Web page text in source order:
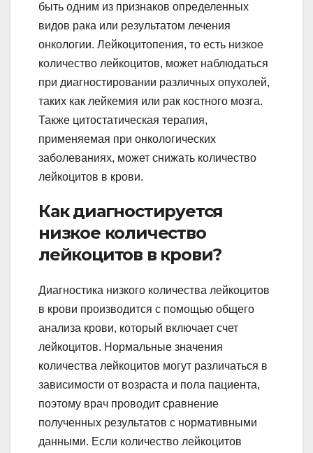
быть одним из признаков определенных
видов рака или результатом лечения
онкологии. Лейкоцитопения, то есть низкое
количество лейкоцитов, может наблюдаться
при диагностировании различных опухолей,
таких как лейкемия или рак костного мозга.
Также цитостатическая терапия,
применяемая при онкологических
заболеваниях, может снижать количество
лейкоцитов в крови.
Как диагностируется
низкое количество
лейкоцитов в крови?
Диагностика низкого количества лейкоцитов
в крови производится с помощью общего
анализа крови, который включает счет
лейкоцитов. Нормальные значения
количества лейкоцитов могут различаться в
зависимости от возраста и пола пациента,
поэтому врач проводит сравнение
полученных результатов с нормативными
данными. Если количество лейкоцитов